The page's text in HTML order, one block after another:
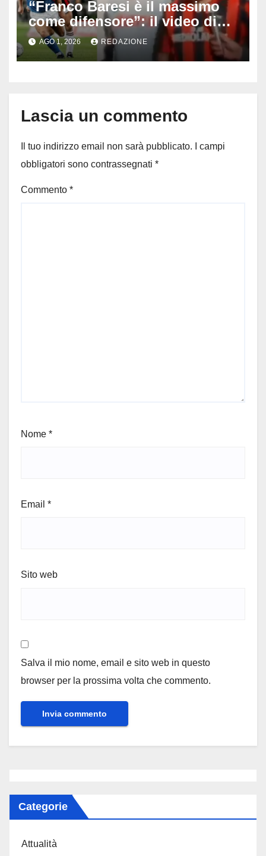
“Franco Baresi è il massimo
come difensore”: il video di
Maradona emoziona il calcio
dopo la morte del capitano del
Milan
AGO 1, 2026 REDAZIONE
Lascia un commento
Il tuo indirizzo email non sarà pubblicato.
I campi
obbligatori sono contrassegnati *
Commento *
Nome *
Email *
Sito web
Salva il mio nome, email e sito web in questo
browser per la prossima volta che commento.
Categorie
Attualità